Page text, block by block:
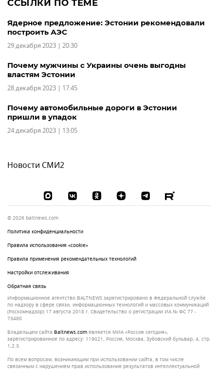
ССЫЛКИ ПО ТЕМЕ
Ядерное предложение: Эстонии рекомендовали
построить АЭС
29 декабря 2023 | 20:30
Почему мужчины с Украины очень выгодны
властям Эстонии
28 декабря 2023 | 17:45
Почему автомобильные дороги в Эстонии
пришли в упадок
24 декабря 2023 | 13:05
Новости СМИ2
© 2026 baltnews.com
Политика конфиденциальности
Правила использования «cookie»
Правила применения рекомендательных технологий
Настройки отслеживания
Обратная связь
Информационное агентство BALTNEWS зарегистрировано в Федеральной службе
по надзору в сфере связи, информационных технологий и массовых коммуникаций
(Роскомнадзор) 17 августа 2018 г. Свидетельство о регистрации ИА № ФС 77 -
73480
Владельцем сайта
baltnews.com является МИА «Россия сегодня»,
зарегистрированное по адресу: 119021, Россия, Москва, Зубовский бульвар, 4, стр.
1,2.3.
По всем вопросам, возникающим при использовании сайта, в том числе
связанным с нарушением прав использования результатов интеллектуальной